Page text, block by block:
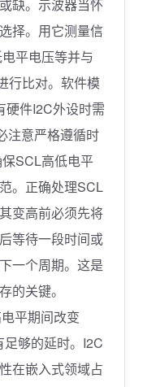
缺。示波器当怀
择。用它测量信
平电压等并与
行比对。软件模
硬件I2C外设时需
注意严格遵循时
SCL高低电平
。正确处理SCL
变高前必须先将
等待一段时间或
一个周期。这是
的关键。
平期间改变
够的延时。I2C
在嵌入式领域占